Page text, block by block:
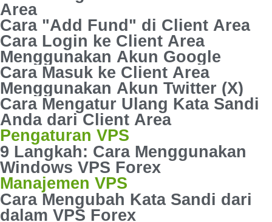
Area
Cara "Add Fund" di Client Area
Cara Login ke Client Area
Menggunakan Akun Google
Cara Masuk ke Client Area
Menggunakan Akun Twitter (X)
Cara Mengatur Ulang Kata Sandi
Anda dari Client Area
Pengaturan VPS
9 Langkah: Cara Menggunakan
Windows VPS Forex
Manajemen VPS
Cara Mengubah Kata Sandi dari
dalam VPS Forex